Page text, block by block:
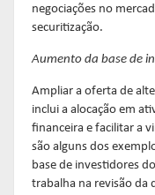
negociações no
securitização.
Aumento da base de
Ampliar a oferta de
inclui a alocação em
financeira e facilitar a
são alguns dos
base de investidores
trabalha na revisão da